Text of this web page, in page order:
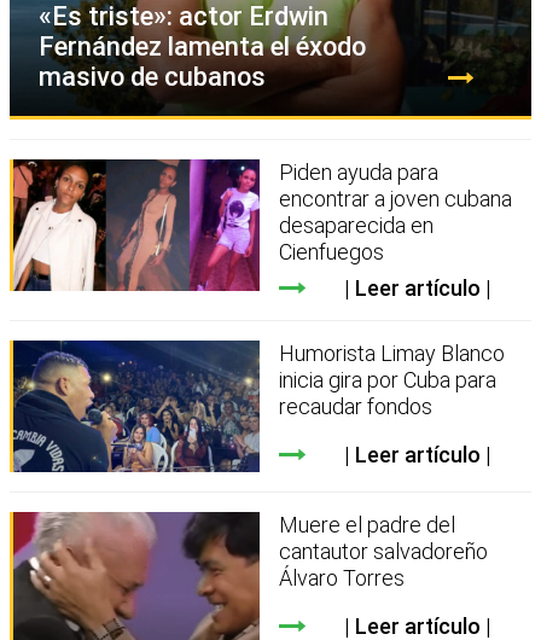
«Es triste»: actor Erdwin
Fernández lamenta el éxodo
masivo de cubanos
Piden ayuda para
encontrar a joven cubana
desaparecida en
Cienfuegos
Leer artículo
Humorista Limay Blanco
inicia gira por Cuba para
recaudar fondos
Leer artículo
Muere el padre del
cantautor salvadoreño
Álvaro Torres
Leer artículo